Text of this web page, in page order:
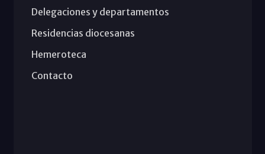
Delegaciones y departamentos
Residencias diocesanas
Hemeroteca
Contacto